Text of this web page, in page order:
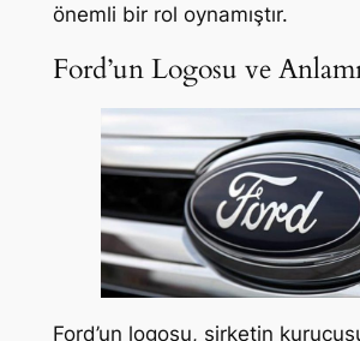
önemli bir rol oynamıştır.
Ford’un Logosu ve
Ford’un logosu, şirketin